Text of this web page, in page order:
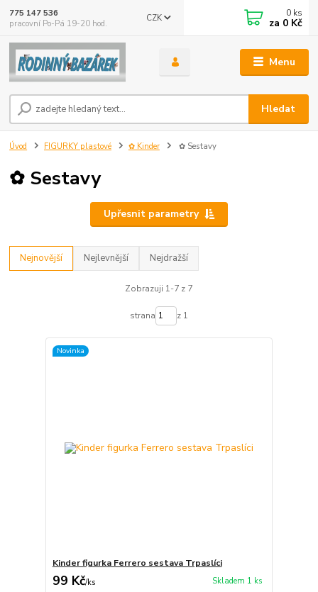
Menu
CZK
Hledat
775 147 536
pracovní Po-Pá 19-20 hod.
0 ks
za 0 Kč
Úvod FIGURKY plastové ✿ Kinder ✿ Sestavy
✿ Sestavy
Upřesnit parametry
Nejnovější Nejlevnější Nejdražší
Zobrazuji 1-7 z 7
strana z 1
Novinka
Kinder figurka Ferrero sestava Trpaslíci
99 Kč/ks Skladem 1 ks